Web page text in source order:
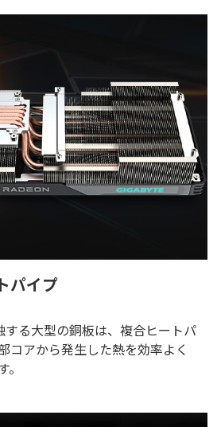
パイプ
する大型の銅板は、複合ヒートパ
コアから発生した熱を効率よく